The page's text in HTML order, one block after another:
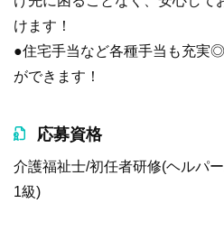
けます！
●住宅手当など各種手当も充実
ができます！
応募資格
介護福祉士/初任者研修(ヘルパ
1級)